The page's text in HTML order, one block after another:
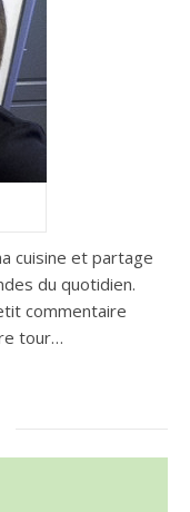
cuisine et partage
du quotidien.
commentaire
tour…